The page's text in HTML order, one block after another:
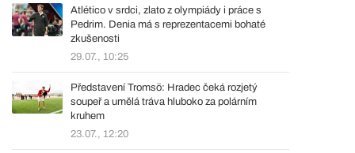
Atlético v srdci, zlato z olympiády i práce s
Pedrim. Denia má s reprezentacemi bohaté
zkušenosti
29.07., 10:25
Představení Tromsö: Hradec čeká rozjetý
soupeř a umělá tráva hluboko za polárním
kruhem
23.07., 12:20